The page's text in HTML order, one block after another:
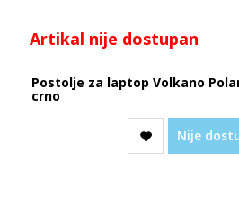
Artikal nije dostupan
Postolje za laptop Volkano
crno
Nije